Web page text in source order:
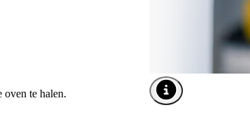
Afbeelding tooltip
oven te halen.